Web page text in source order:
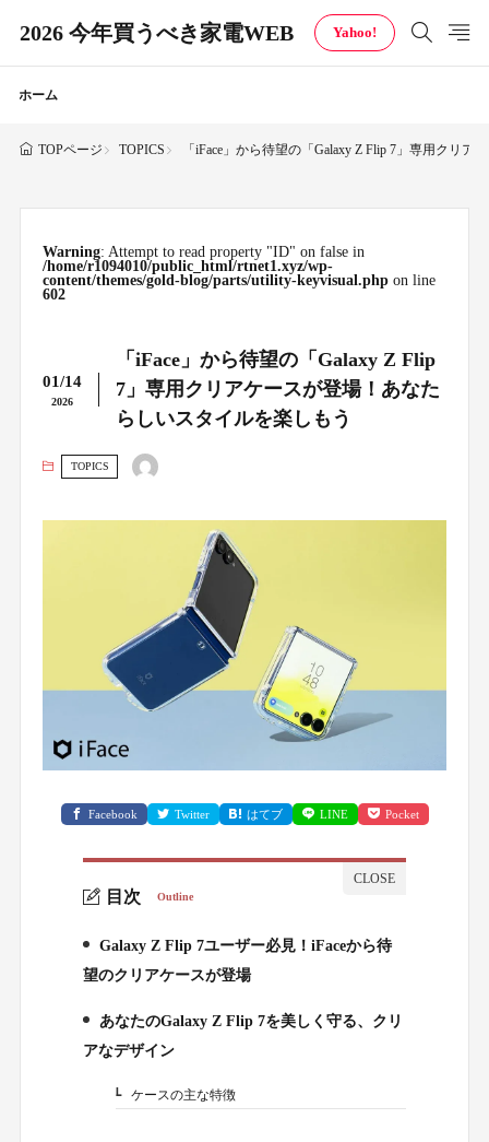
2026 今年買うべき家電WEB Yahoo!
ホーム
TOPページ TOPICS 「iFace」から待望の「Galaxy Z Flip 7」専用クリ
Warning: Attempt to read property "ID" on false in
/home/r1094010/public_html/rtnet1.xyz/wp-
content/themes/gold-blog/parts/utility-keyvisual.phpon line
602
01/14
2026
「iFace」から待望の「Galaxy Z Flip
7」専用クリアケースが登場！あなた
らしいスタイルを楽しもう
TOPICS
Facebook Twitter はてブ LINE Pocket
目次 Outline
Galaxy Z Flip 7ユーザー必見！iFaceから待
望のクリアケースが登場
2.
あなたのGalaxy Z Flip 7を美しく守る、クリ
アなデザイン
2-1.ケースの主な特徴